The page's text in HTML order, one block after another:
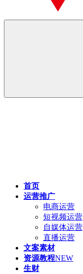
首页
运营推广
电商运营
短视频运营
自媒体运营
直播运营
文案素材
资源教程NEW
生财